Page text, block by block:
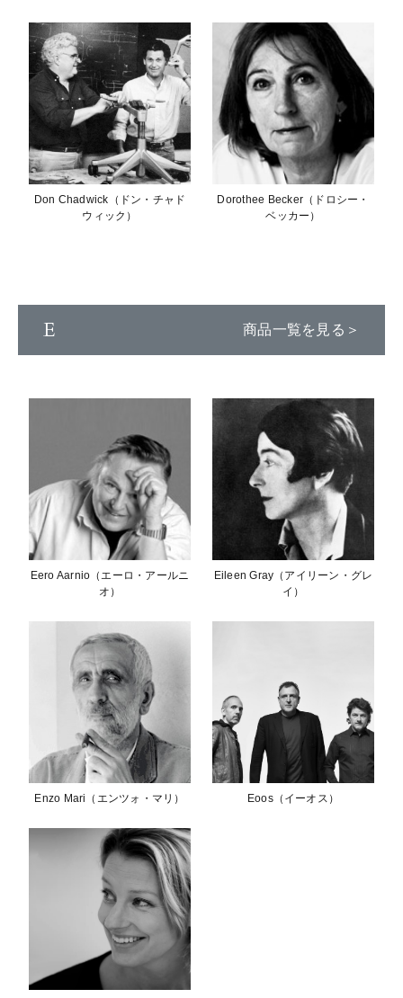
Don Chadwick（ドン・チャド
ウィック）
Dorothee Becker（ドロシー・
ベッカー）
E 商品一覧を見る＞
Eero Aarnio（エーロ・アールニ
オ）
Eileen Gray（アイリーン・グレ
イ）
Enzo Mari（エンツォ・マリ） Eoos（イーオス）